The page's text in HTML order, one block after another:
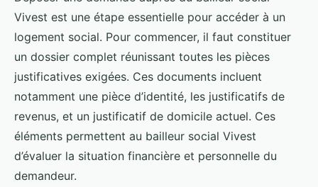
Vivest est une étape essentielle pour accéder à un
logement social. Pour commencer, il faut constituer
un dossier complet réunissant toutes les pièces
justificatives exigées. Ces documents incluent
notamment une pièce d’identité, les justificatifs de
revenus, et un justificatif de domicile actuel. Ces
éléments permettent au bailleur social Vivest
d’évaluer la situation financière et personnelle du
demandeur.